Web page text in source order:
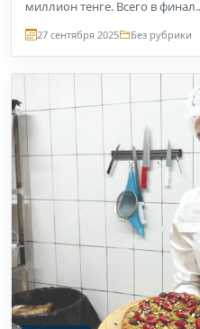
миллион тенге. Всего в
27 сентября 2025 Без рубрики